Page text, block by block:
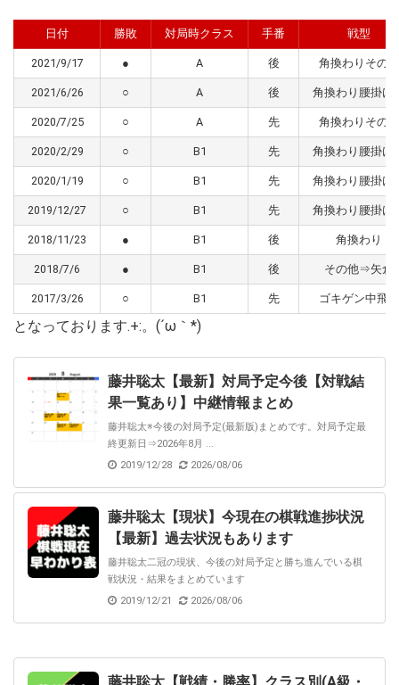
日付 勝敗 対局時クラス 手番 戦型
2021/9/17 ● A 後 角換わりその他
2021/6/26 ○ A 後 角換わり腰掛け
2020/7/25 ○ A 先 角換わりその他
2020/2/29 ○ B1 先 角換わり腰掛け
2020/1/19 ○ B1 先 角換わり腰掛け
2019/12/27 ○ B1 先 角換わり腰掛け
2018/11/23 ● B1 後 角換わり
2018/7/6 ● B1 後 その他⇒矢倉
2017/3/26 ○ B1 先 ゴキゲン中飛車
となっております.+:。(´ω｀*)
藤井聡太【最新】対局予定今後【対戦結
果一覧あり】中継情報まとめ
藤井聡太※今後の対局予定(最新版)まとめです。対局予定最
終更新日⇒2026年8月 ...
2019/12/28
2026/08/06
藤井聡太【現状】今現在の棋戦進捗状況
【最新】過去状況もあります
藤井聡太二冠の現状、今後の対局予定と勝ち進んでいる棋
戦状況・結果をまとめています
2019/12/21
2026/08/06
藤井聡太【戦績・勝率】クラス別(A級・